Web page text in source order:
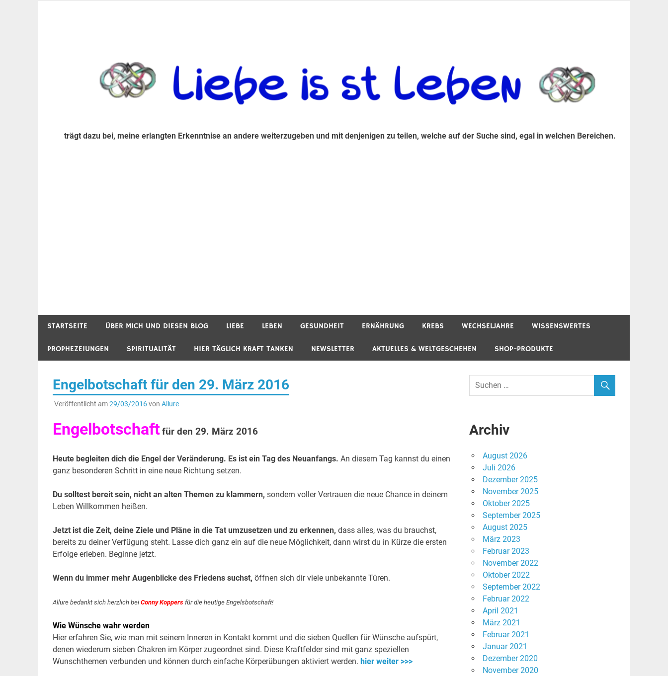
trägt dazu bei, meine erlangten Erkenntnise an andere weiterzugeben und mit denjenigen zu teilen, welche auf der Suche sind, egal in welchen Bereichen.
STARTSEITE ÜBER MICH UND DIESEN BLOG LIEBE LEBEN GESUNDHEIT ERNÄHRUNG KREBS WECHSELJAHRE WISSENSWERTES
PROPHEZEIUNGEN SPIRITUALITÄT HIER TÄGLICH KRAFT TANKEN NEWSLETTER AKTUELLES & WELTGESCHEHEN SHOP-PRODUKTE
Engelbotschaft für den 29. März 2016
Veröffentlicht am29/03/2016von Allure
Engelbotschaftfür den 29. März 2016
Heute begleiten dich die Engel der Veränderung. Es ist ein Tag des Neuanfangs. An diesem Tag kannst du einen
ganz besonderen Schritt in eine neue Richtung setzen.
Du solltest bereit sein, nicht an alten Themen zu klammern, sondern voller Vertrauen die neue Chance in deinem
Leben Willkommen heißen.
Jetzt ist die Zeit, deine Ziele und Pläne in die Tat umzusetzen und zu erkennen, dass alles, was du brauchst,
bereits zu deiner Verfügung steht. Lasse dich ganz ein auf die neue Möglichkeit, dann wirst du in Kürze die ersten
Erfolge erleben. Beginne jetzt.
Wenn du immer mehr Augenblicke des Friedens suchst, öffnen sich dir viele unbekannte Türen.
Allure bedankt sich herzlich bei Conny Koppers für die heutige Engelsbotschaft!
Wie Wünsche wahr werden
Hier erfahren Sie, wie man mit seinem Inneren in Kontakt kommt und die sieben Quellen für Wünsche aufspürt,
denen wiederum sieben Chakren im Körper zugeordnet sind. Diese Kraftfelder sind mit ganz speziellen
Wunschthemen verbunden und können durch einfache Körperübungen aktiviert werden. hier weiter >>>
Archiv
August 2026
Juli 2026
Dezember 2025
November 2025
Oktober 2025
September 2025
August 2025
März 2023
Februar 2023
November 2022
Oktober 2022
September 2022
Februar 2022
April 2021
März 2021
Februar 2021
Januar 2021
Dezember 2020
November 2020